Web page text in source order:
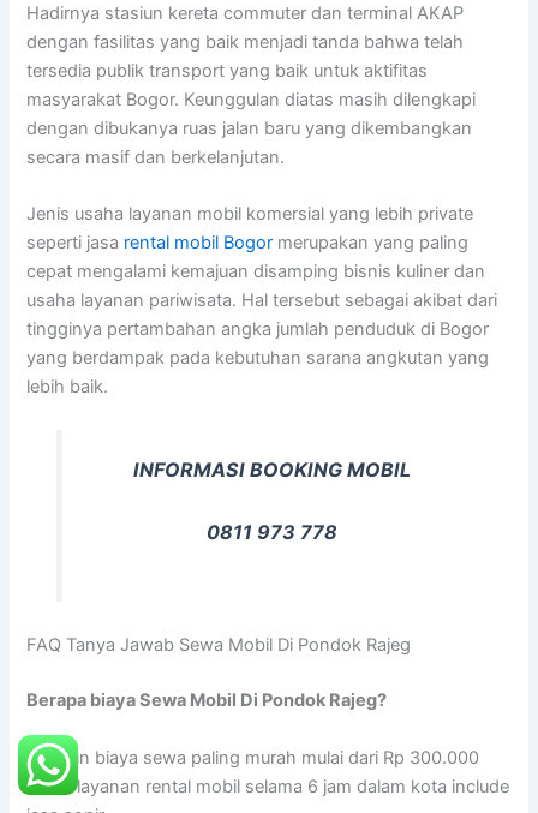
Hadirnya stasiun kereta commuter dan terminal AKAP
dengan fasilitas yang baik menjadi tanda bahwa telah
tersedia publik transport yang baik untuk aktifitas
masyarakat Bogor. Keunggulan diatas masih dilengkapi
dengan dibukanya ruas jalan baru yang dikembangkan
secara masif dan berkelanjutan.
Jenis usaha layanan mobil komersial yang lebih private
seperti jasa rental mobil Bogor merupakan yang paling
cepat mengalami kemajuan disamping bisnis kuliner dan
usaha layanan pariwisata. Hal tersebut sebagai akibat dari
tingginya pertambahan angka jumlah penduduk di Bogor
yang berdampak pada kebutuhan sarana angkutan yang
lebih baik.
INFORMASI BOOKING MOBIL
0811 973 778
FAQ Tanya Jawab Sewa Mobil Di Pondok Rajeg
Berapa biaya Sewa Mobil Di Pondok Rajeg?
Adapun biaya sewa paling murah mulai dari Rp 300.000
untuk layanan rental mobil selama 6 jam dalam kota include